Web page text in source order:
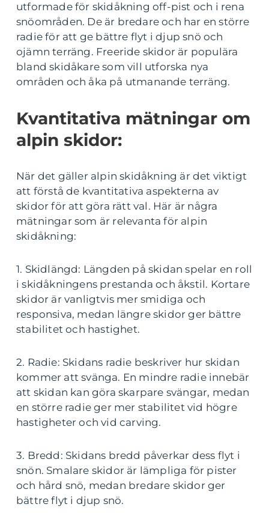
utformade för skidåkning off-pist och i rena
snöområden. De är bredare och har en större
radie för att ge bättre flyt i djup snö och
ojämn terräng. Freeride skidor är populära
bland skidåkare som vill utforska nya
områden och åka på utmanande terräng.
Kvantitativa mätningar om
alpin skidor:
När det gäller alpin skidåkning är det viktigt
att förstå de kvantitativa aspekterna av
skidor för att göra rätt val. Här är några
mätningar som är relevanta för alpin
skidåkning:
1. Skidlängd: Längden på skidan spelar en roll
i skidåkningens prestanda och åkstil. Kortare
skidor är vanligtvis mer smidiga och
responsiva, medan längre skidor ger bättre
stabilitet och hastighet.
2. Radie: Skidans radie beskriver hur skidan
kommer att svänga. En mindre radie innebär
att skidan kan göra skarpare svängar, medan
en större radie ger mer stabilitet vid högre
hastigheter och vid carving.
3. Bredd: Skidans bredd påverkar dess flyt i
snön. Smalare skidor är lämpliga för pister
och hård snö, medan bredare skidor ger
bättre flyt i djup snö.